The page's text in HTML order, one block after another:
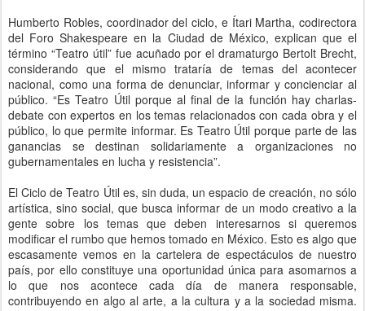
Humberto Robles, coordinador del ciclo, e Ítari Martha, codirectora
del Foro Shakespeare en la Ciudad de México, explican que el
término “Teatro útil” fue acuñado por el dramaturgo Bertolt Brecht,
considerando que el mismo trataría de temas del acontecer
nacional, como una forma de denunciar, informar y concienciar al
público. “Es Teatro Útil porque al final de la función hay charlas-
debate con expertos en los temas relacionados con cada obra y el
público, lo que permite informar. Es Teatro Útil porque parte de las
ganancias se destinan solidariamente a organizaciones no
gubernamentales en lucha y resistencia”.
El Ciclo de Teatro Útil es, sin duda, un espacio de creación, no sólo
artística, sino social, que busca informar de un modo creativo a la
gente sobre los temas que deben interesarnos si queremos
modificar el rumbo que hemos tomado en México. Esto es algo que
escasamente vemos en la cartelera de espectáculos de nuestro
país, por ello constituye una oportunidad única para asomarnos a
lo que nos acontece cada día de manera responsable,
contribuyendo en algo al arte, a la cultura y a la sociedad misma.